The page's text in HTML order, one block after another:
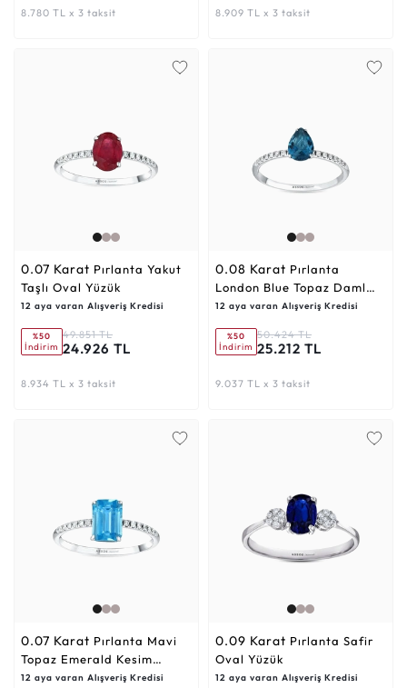
8.780 TL x 3 taksit 8.909 TL x 3 taksit
0.07 Karat
Taşlı Oval Yüzük
12 aya varan Alışveriş Kredisi
%50
İndirim
49.851 TL
24.926 TL
8.934 TL x 3 taksit
0.08 Karat
London Blue Topaz Damla
Yüzük
12 aya varan Alışveriş Kredisi
%50
İndirim
50.424 TL
25.212 TL
9.037 TL x 3 taksit
0.07 Karat
Topaz Emerald Kesim
Yüzük
12 aya varan Alışveriş Kredisi
0.09 Karat
Oval Yüzük
12 aya varan Alışveriş Kredisi